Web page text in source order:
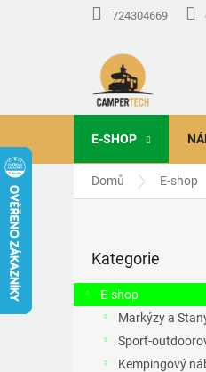
724304669
E-SHOP
Domů E-shop
r
a
kategorie
Kategorie
E-shop
Markýzy a
Sport-
Kempingový